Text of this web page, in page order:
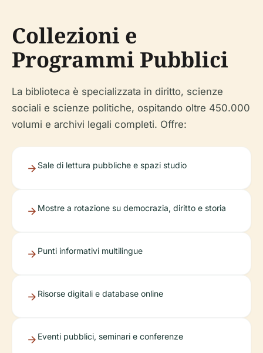
Collezioni e
Programmi Pubblici
La biblioteca è specializzata in diritto, scienze
sociali e scienze politiche, ospitando oltre 450.000
volumi e archivi legali completi. Offre:
Sale di lettura pubbliche e spazi studio
Mostre a rotazione su democrazia, diritto e storia
Punti informativi multilingue
Risorse digitali e database online
Eventi pubblici, seminari e conferenze